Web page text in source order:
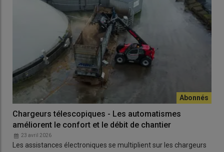
Chargeurs télescopiques - Les automatismes
améliorent le confort et le débit de chantier
23 avril 2026
Les assistances électroniques se multiplient sur les chargeurs